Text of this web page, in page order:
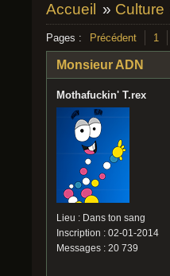
Accueil » Culture
Pages : Précédent 1
Monsieur ADN
Mothafuckin' T.rex
Lieu : Dans ton sang
Inscription : 02-01-2014
Messages : 20 739